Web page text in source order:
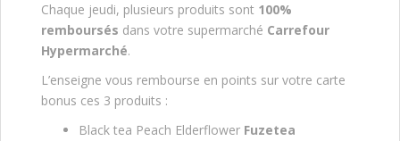
Chaque jeudi, plusieurs produits sont 100%
remboursés dans votre supermarché Carrefour
Hypermarché.
L’enseigne vous rembourse en points sur votre carte
bonus ces 3 produits :
Black tea Peach Elderflower Fuzetea